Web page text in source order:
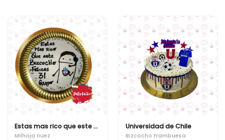
Estas mas rico que este bizcocho
Milhoja nuez
Universidad de Chile
Bizcocho Frambuesa